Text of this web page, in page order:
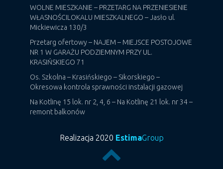
WOLNE MIESZKANIE – PRZETARG NA PRZENIESIENIE
WŁASNOŚCILOKALU MIESZKALNEGO – Jasło ul.
Mickiewicza 130/3
Przetarg ofertowy – NAJEM – MIEJSCE POSTOJOWE
NR 1 W GARAŻU PODZIEMNYM PRZY UL.
KRASIŃSKIEGO 71
Os. Szkolna – Krasińskiego – Sikorskiego –
Okresowa kontrola sprawności instalacji gazowej
Na Kotlinę 15 lok. nr 2, 4, 6 – Na Kotlinę 21 lok. nr 34 –
remont balkonów
Realizacja 2020 EstimaGroup